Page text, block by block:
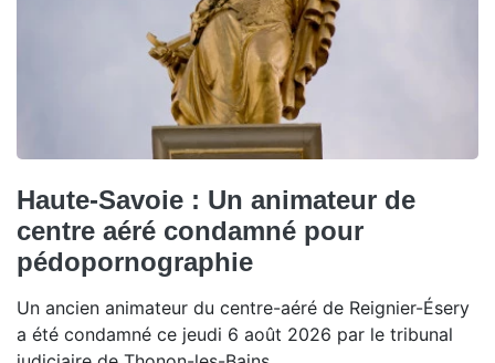
Haute-Savoie : Un animateur de
centre aéré condamné pour
pédopornographie
Un ancien animateur du centre-aéré de Reignier-Ésery
a été condamné ce jeudi 6 août 2026 par le tribunal